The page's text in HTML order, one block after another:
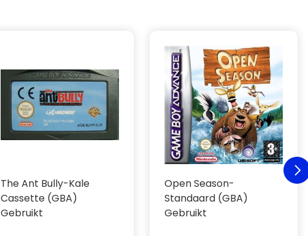
The Ant Bully-Kale
Cassette (GBA)
Gebruikt
Open Season-
Standaard (GBA)
Gebruikt